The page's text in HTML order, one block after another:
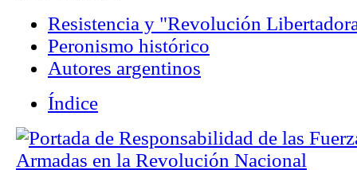
Resistencia y "Revolución
Peronismo histórico
Autores argentinos
Índice